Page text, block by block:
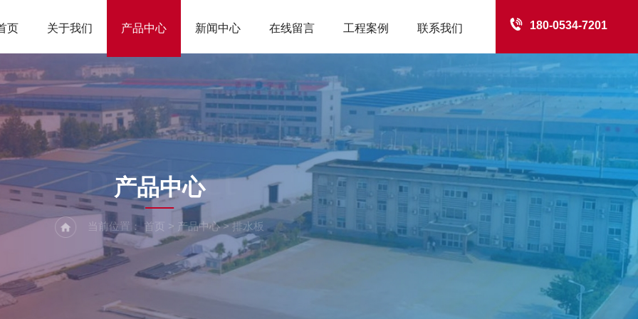
180-0534-7201
页 关于我们 产品中心 新闻中心 在线留言 工程案例 联系我们
product
产品中心
当前位置：首页 > 产品中心>排水板